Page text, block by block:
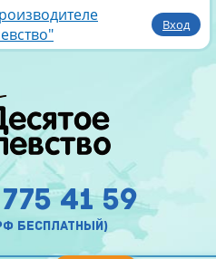
Вход
41 59
бесплатный)